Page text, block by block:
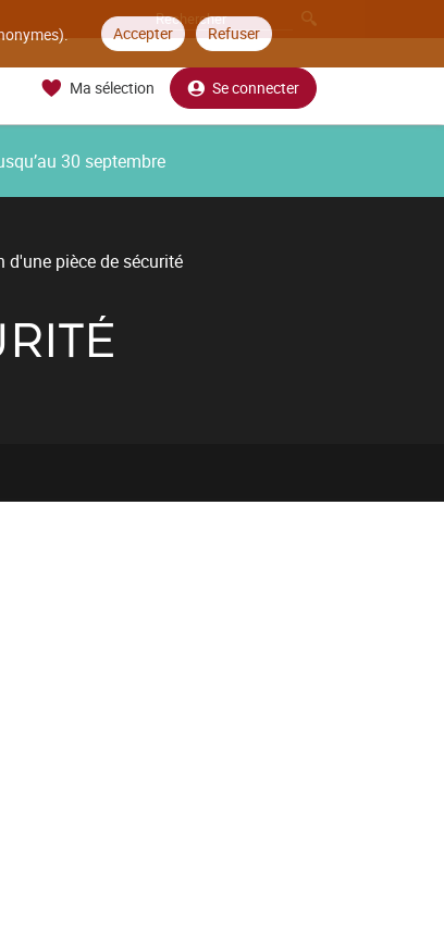
Accepter Refuser
Ma sélection Se connecter
30 septembre
d'une pièce de sécurité